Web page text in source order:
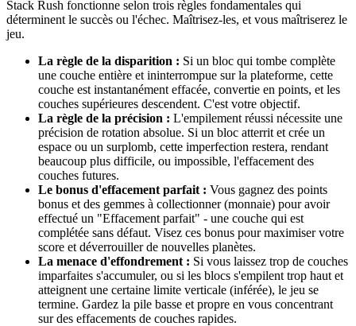
Stack Rush fonctionne selon trois règles fondamentales qui
déterminent le succès ou l'échec. Maîtrisez-les, et vous maîtriserez le
jeu.
La règle de la disparition : Si un bloc qui tombe complète
une couche entière et ininterrompue sur la plateforme, cette
couche est instantanément effacée, convertie en points, et les
couches supérieures descendent. C'est votre objectif.
La règle de la précision : L'empilement réussi nécessite une
précision de rotation absolue. Si un bloc atterrit et crée un
espace ou un surplomb, cette imperfection restera, rendant
beaucoup plus difficile, ou impossible, l'effacement des
couches futures.
Le bonus d'effacement parfait : Vous gagnez des points
bonus et des gemmes à collectionner (monnaie) pour avoir
effectué un "Effacement parfait" - une couche qui est
complétée sans défaut. Visez ces bonus pour maximiser votre
score et déverrouiller de nouvelles planètes.
La menace d'effondrement : Si vous laissez trop de couches
imparfaites s'accumuler, ou si les blocs s'empilent trop haut et
atteignent une certaine limite verticale (inférée), le jeu se
termine. Gardez la pile basse et propre en vous concentrant
sur des effacements de couches rapides.